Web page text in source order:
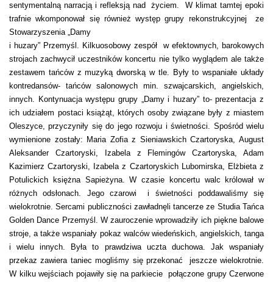
sentymentalną narracją i refleksją nad życiem. W klimat tamtej epoki
trafnie wkomponował się również występ grupy rekonstrukcyjnej ze
Stowarzyszenia „Damy
i huzary” Przemyśl. Kilkuosobowy zespół w efektownych, barokowych
strojach zachwycił uczestników koncertu nie tylko wyglądem ale także
zestawem tańców z muzyką dworską w tle. Były to wspaniałe układy
kontredansów- tańców salonowych min. szwajcarskich, angielskich,
innych. Kontynuacja występu grupy „Damy i huzary” to- prezentacja z
ich udziałem postaci książąt, których osoby związane były z miastem
Oleszyce, przyczyniły się do jego rozwoju i świetności. Spośród wielu
wymienione zostały: Maria Zofia z Sieniawskich Czartoryska, August
Aleksander Czartoryski, Izabela z Flemingów Czartoryska, Adam
Kazimierz Czartoryski, Izabela z Czartoryskich Lubomirska, Elżbieta z
Potulickich księżna Sapieżyna. W czasie koncertu walc królował w
różnych odsłonach. Jego czarowi i świetności poddawaliśmy się
wielokrotnie. Sercami publiczności zawładnęli tancerze ze Studia Tańca
Golden Dance Przemyśl. W zauroczenie wprowadziły ich piękne balowe
stroje, a także wspaniały pokaz walców wiedeńskich, angielskich, tanga
i wielu innych. Była to prawdziwa uczta duchowa. Jak wspaniały
przekaz zawiera taniec mogliśmy się przekonać jeszcze wielokrotnie.
W kilku wejściach pojawiły się na parkiecie połączone grupy Czerwone